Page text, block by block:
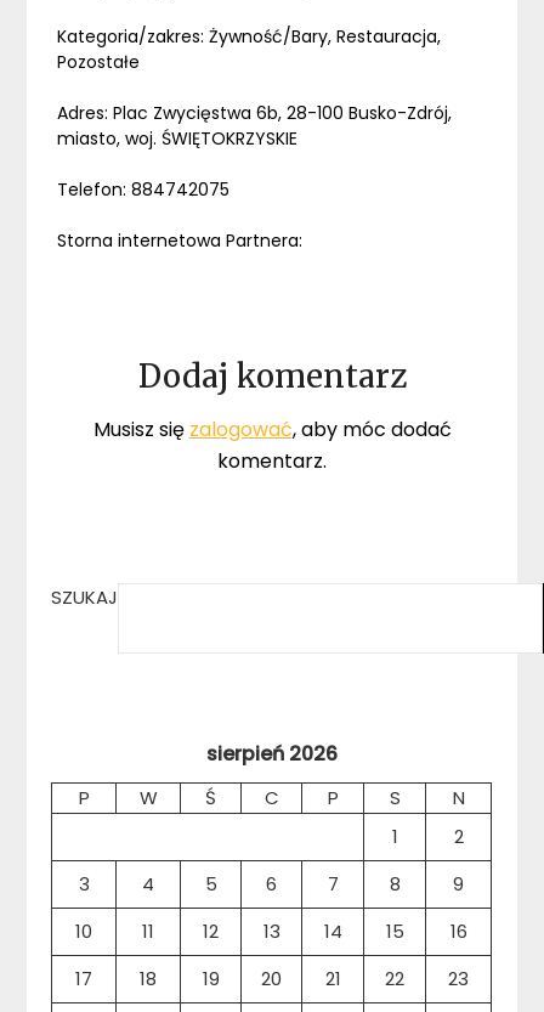
Kategoria/zakres: Żywność/Bary, Restauracja,
Pozostałe
Adres: Plac Zwycięstwa 6b, 28-100 Busko-Zdrój,
miasto, woj. ŚWIĘTOKRZYSKIE
Telefon: 884742075
Storna internetowa Partnera:
Dodaj komentarz
Musisz się zalogować, aby móc dodać
komentarz.
SZUKAJ
sierpień 2026
P W Ś C P S
N
1
2
3
4 5 6 7 8
9
10
11 12 13 14 15
16
17
18 19 20 21 22
23